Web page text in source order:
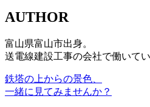
AUTHOR
富山県富山市出身。
送電線建設工事の会社で働いてい
鉄塔の上からの景色、
一緒に見てみませんか？